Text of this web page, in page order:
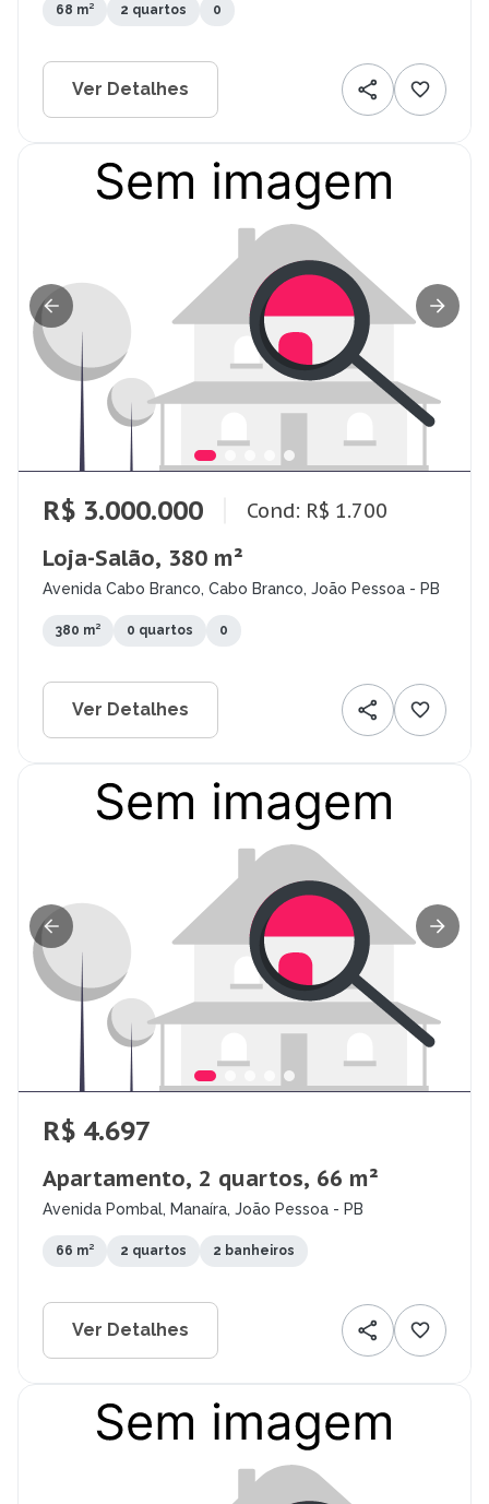
68 m² 2 quartos 0
Ver Detalhes
R$ 3.000.000 Cond: R$ 1.700
Loja-Salão, 380 m²
Avenida Cabo Branco, Cabo Branco, João Pessoa - PB
380 m² 0 quartos 0
Ver Detalhes
R$ 4.697
Apartamento, 2 quartos, 66 m²
Avenida Pombal, Manaíra, João Pessoa - PB
66 m² 2 quartos 2 banheiros
Ver Detalhes